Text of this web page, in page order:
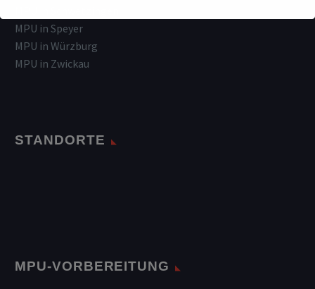
MPU in Speyer
MPU in Würzburg
MPU in Zwickau
STANDORTE
MPU-VORBEREITUNG